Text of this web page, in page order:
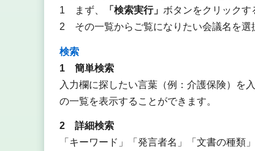
1 まず、
「検索実行」 ボタンをクリックす
2 その一覧からご覧になりたい会議名を選
検索
1 簡単検索
入力欄に探したい言葉（例：介護保険）を入
の一覧を表示することができます。
2 詳細検索
「キーワード」「発言者名」「文書の種類